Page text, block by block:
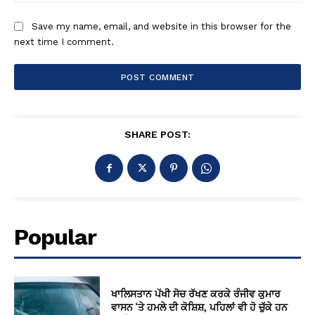
Save my name, email, and website in this browser for the
next time I comment.
SHARE POST:
Popular
ਖਾਲਿਸਤਾਨ ਪੱਖੀ ਸੋਚ ਰੱਖਣ ਕਰਕੇ ਰੰਜੀਵ ਕੁਮਾਰ
ਵਾਸਨ ‘ਤੇ ਹਮਲੇ ਦੀ ਕੋਸ਼ਿਸ਼, ਪਹਿਲਾਂ ਵੀ ਹੋ ਚੁੱਕੇ ਹਨ